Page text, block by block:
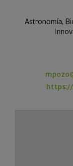
Astronomía,
https://